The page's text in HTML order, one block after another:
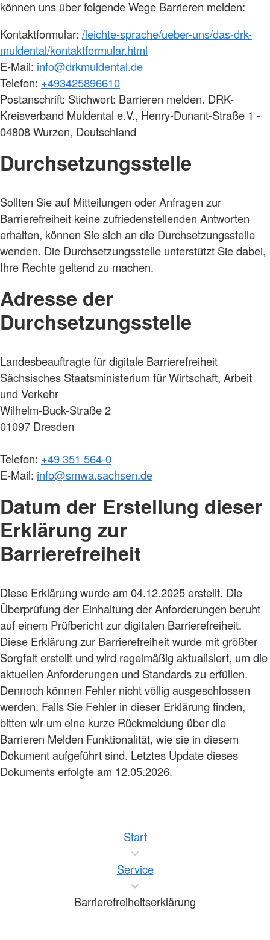
können uns über folgende Wege Barrieren melden:
Kontaktformular: /leichte-sprache/ueber-uns/das-drk-
muldental/kontaktformular.html
E-Mail: info@drkmuldental.de
Telefon: +493425896610
Postanschrift: Stichwort: Barrieren melden. DRK-
Kreisverband Muldental e.V., Henry-Dunant-Straße 1 -
04808 Wurzen, Deutschland
Durchsetzungsstelle
Sollten Sie auf Mitteilungen oder Anfragen zur
Barrierefreiheit keine zufriedenstellenden Antworten
erhalten, können Sie sich an die Durchsetzungsstelle
wenden. Die Durchsetzungsstelle unterstützt Sie dabei,
Ihre Rechte geltend zu machen.
Adresse der
Durchsetzungsstelle
Landesbeauftragte für digitale Barrierefreiheit
Sächsisches Staatsministerium für Wirtschaft, Arbeit
und Verkehr
Wilhelm-Buck-Straße 2
01097 Dresden
Telefon: +49 351 564-0
E-Mail: info@smwa.sachsen.de
Datum der Erstellung dieser
Erklärung zur
Barrierefreiheit
Diese Erklärung wurde am 04.12.2025 erstellt. Die
Überprüfung der Einhaltung der Anforderungen beruht
auf einem Prüfbericht zur digitalen Barrierefreiheit.
Diese Erklärung zur Barrierefreiheit wurde mit größter
Sorgfalt erstellt und wird regelmäßig aktualisiert, um die
aktuellen Anforderungen und Standards zu erfüllen.
Dennoch können Fehler nicht völlig ausgeschlossen
werden. Falls Sie Fehler in dieser Erklärung finden,
bitten wir um eine kurze Rückmeldung über die
Barrieren Melden Funktionalität, wie sie in diesem
Dokument aufgeführt sind. Letztes Update dieses
Dokuments erfolgte am 12.05.2026.
Start
Service
Barrierefreiheitserklärung